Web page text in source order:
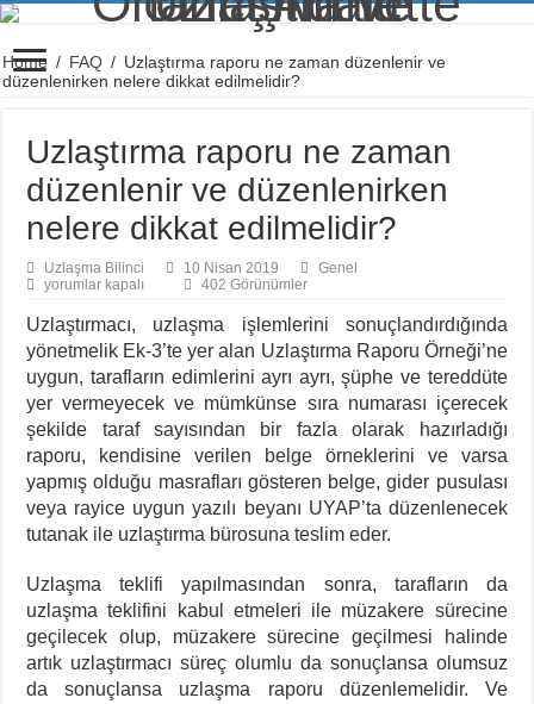
Home / FAQ / Uzlaştırma raporu ne zaman düzenlenir ve
düzenlenirken nelere dikkat edilmelidir?
Uzlaştırma raporu ne zaman
düzenlenir ve düzenlenirken
nelere dikkat edilmelidir?
Uzlaşma Bilinci 10 Nisan 2019
Genel
Uzlaştırma
ne
zaman
düzenlenir
düzenlenirken
nelere
edilmelidir?
için
yorumlar kapalı 402 Görünümler
Uzlaştırmacı, uzlaşma işlemlerini sonuçlandırdığında
yönetmelik Ek-3’te yer alan Uzlaştırma Raporu Örneği’ne
uygun, tarafların edimlerini ayrı ayrı, şüphe ve tereddüte
yer vermeyecek ve mümkünse sıra numarası içerecek
şekilde taraf sayısından bir fazla olarak hazırladığı
raporu, kendisine verilen belge örneklerini ve varsa
yapmış olduğu masrafları gösteren belge, gider pusulası
veya rayice uygun yazılı beyanı UYAP’ta düzenlenecek
tutanak ile uzlaştırma bürosuna teslim eder.
Uzlaşma teklifi yapılmasından sonra, tarafların da
uzlaşma teklifini kabul etmeleri ile müzakere sürecine
geçilecek olup, müzakere sürecine geçilmesi halinde
artık uzlaştırmacı süreç olumlu da sonuçlansa olumsuz
da sonuçlansa uzlaşma raporu düzenlemelidir. Ve